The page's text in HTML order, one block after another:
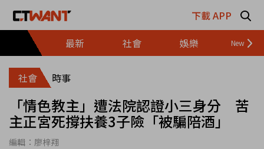
下載 APP
最新
社會 娛樂 財經
社會 時事
「情色教主」遭法院認證小三身分 苦
主正宮死撐扶養3子險「被騙陪酒」
編輯： 廖梓翔